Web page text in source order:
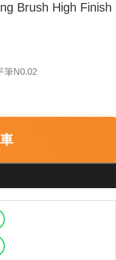
Brush High Finish
筆N0.02